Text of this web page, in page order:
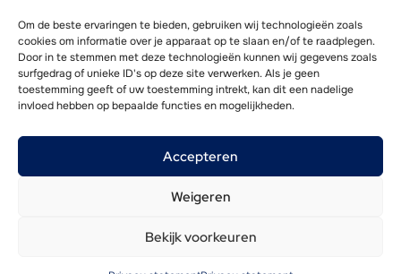
Om de beste ervaringen te bieden, gebruiken wij technologieën zoals
cookies om informatie over je apparaat op te slaan en/of te raadplegen.
Door in te stemmen met deze technologieën kunnen wij gegevens zoals
surfgedrag of unieke ID's op deze site verwerken. Als je geen
toestemming geeft of uw toestemming intrekt, kan dit een nadelige
invloed hebben op bepaalde functies en mogelijkheden.
Accepteren
Weigeren
Bekijk voorkeuren
Investering & Financiering
Zorg
Vind je weg
Adviseurs
Nieuwsoverzicht
Contact
Website door
WP Masters